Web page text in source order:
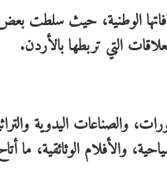
الوطنية، حيث سلطت
التي تربطها بالأردن.
والصناعات اليدوية
والأفلام الوثائقية،